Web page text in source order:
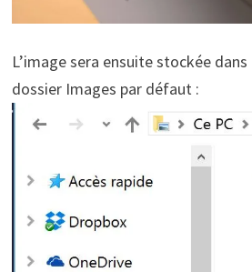
L’image sera ensuite stockée
dossier Images par défaut :